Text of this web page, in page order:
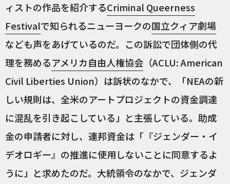
ィストの作品を紹介するCriminal Queerness
Festivalで知られるニューヨークの国立クィア劇場
なども声をあげているのだ。この訴訟で団体側の代
理を務めるアメリカ自由人権協会 （ACLU: American
Civil Liberties Union）は訴状のなかで、「NEAの新
しい規則は、全米のアートプロジェクトの資金調達
に混乱を引き起こしている」と主張している。助成
金の申請者に対し、連邦資金は「『ジェンダー・イ
デオロギー』の推進に使用しないことに同意するよ
うに」と求めたのだ。大統領令のなかで、ジェンダ